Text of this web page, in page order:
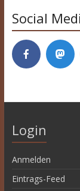
Social
Login
Anmelden
Eintrags-Feed